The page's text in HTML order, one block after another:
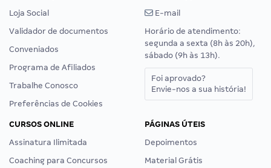
Loja Social
Validador de documentos
Conveniados
Programa de Afiliados
Trabalhe Conosco
Preferências de Cookies
E-mail
Horário de atendimento:
segunda a sexta (8h às 20h),
sábado (9h às 13h).
Foi aprovado?
Envie-nos a sua história!
CURSOS ONLINE
Assinatura Ilimitada
Coaching para Concursos
PÁGINAS ÚTEIS
Depoimentos
Material Grátis